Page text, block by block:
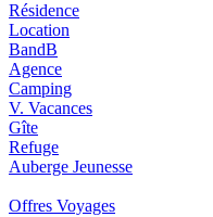
Résidence
Location
BandB
Agence
Camping
V. Vacances
Gîte
Refuge
Auberge Jeunesse
Offres Voyages